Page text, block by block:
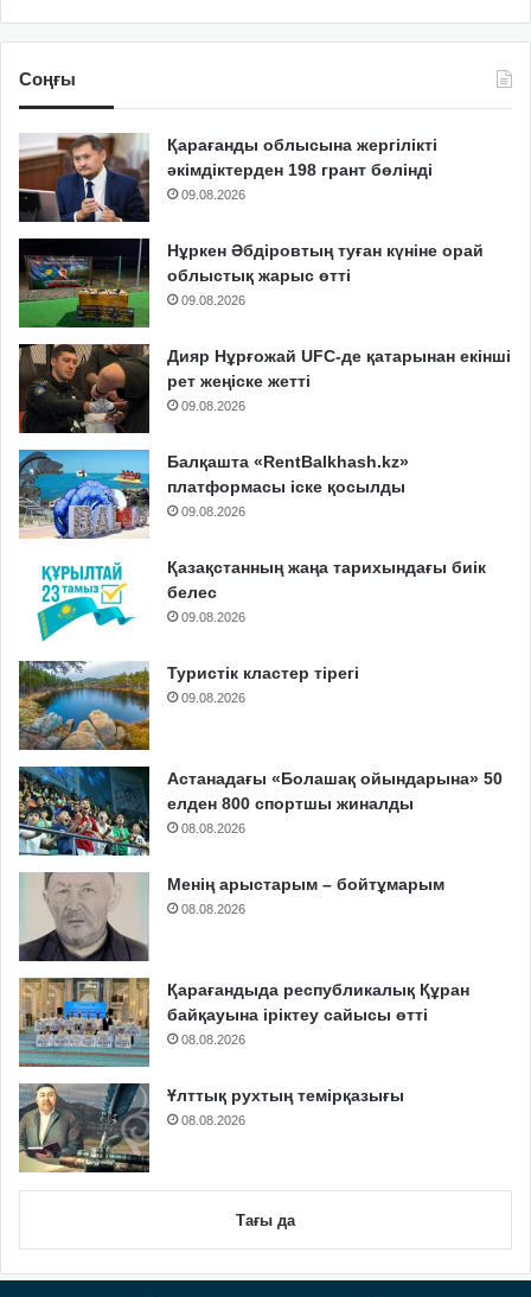
Соңғы
Қарағанды облысына жергілікті
әкімдіктерден 198 грант бөлінді
09.08.2026
Нұркен Әбдіровтың туған күніне орай
облыстық жарыс өтті
09.08.2026
Дияр Нұрғожай UFC-де қатарынан екінші
рет жеңіске жетті
09.08.2026
Балқашта «RentBalkhash.kz»
платформасы іске қосылды
09.08.2026
Қазақстанның жаңа тарихындағы биік
белес
09.08.2026
Туристік кластер тірегі
09.08.2026
Астанадағы «Болашақ ойындарына» 50
елден 800 спортшы жиналды
08.08.2026
Менің арыстарым – бойтұмарым
08.08.2026
Қарағандыда республикалық Құран
байқауына іріктеу сайысы өтті
08.08.2026
Ұлттық рухтың темірқазығы
08.08.2026
Тағы да